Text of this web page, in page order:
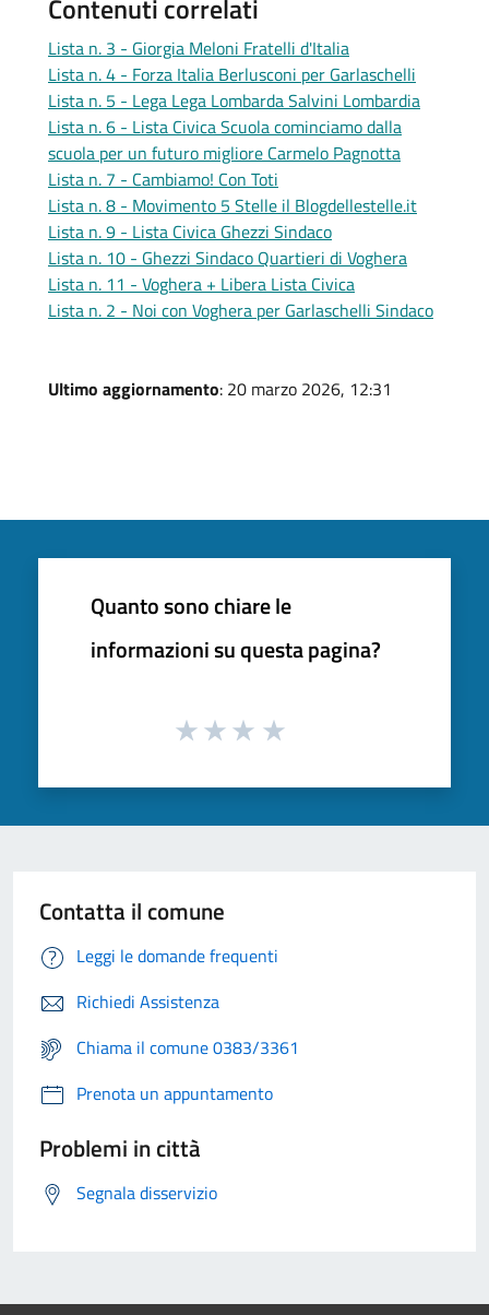
Contenuti correlati
Lista n. 3 - Giorgia Meloni Fratelli d'Italia
Lista n. 4 - Forza Italia Berlusconi per Garlaschelli
Lista n. 5 - Lega Lega Lombarda Salvini Lombardia
Lista n. 6 - Lista Civica Scuola cominciamo dalla
scuola per un futuro migliore Carmelo Pagnotta
Lista n. 7 - Cambiamo! Con Toti
Lista n. 8 - Movimento 5 Stelle il Blogdellestelle.it
Lista n. 9 - Lista Civica Ghezzi Sindaco
Lista n. 10 - Ghezzi Sindaco Quartieri di Voghera
Lista n. 11 - Voghera + Libera Lista Civica
Lista n. 2 - Noi con Voghera per Garlaschelli Sindaco
Ultimo aggiornamento: 20 marzo 2026, 12:31
Quanto sono chiare le
informazioni su questa pagina?
Contatta il comune
Leggi le domande frequenti
Richiedi Assistenza
Chiama il comune 0383/3361
Prenota un appuntamento
Problemi in città
Segnala disservizio